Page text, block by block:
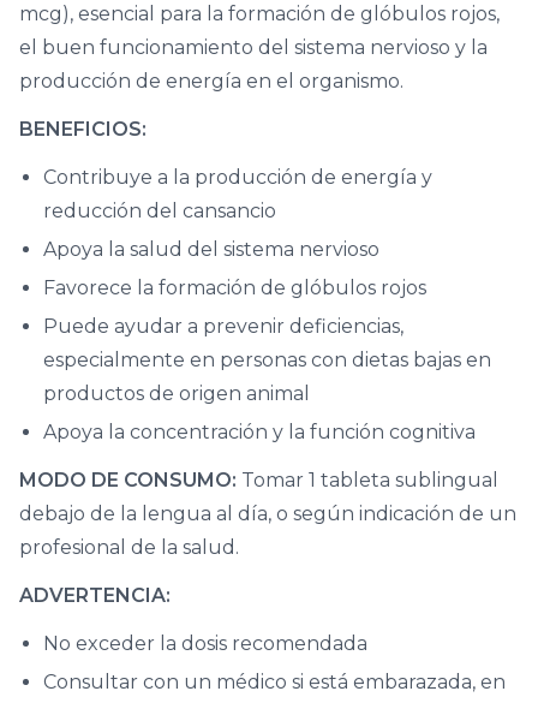
mcg), esencial para la formación de glóbulos rojos,
el buen funcionamiento del sistema nervioso y la
producción de energía en el organismo.
BENEFICIOS:
Contribuye a la producción de energía y
reducción del cansancio
Apoya la salud del sistema nervioso
Favorece la formación de glóbulos rojos
Puede ayudar a prevenir deficiencias,
especialmente en personas con dietas bajas en
productos de origen animal
Apoya la concentración y la función cognitiva
MODO DE CONSUMO: Tomar 1 tableta sublingual
debajo de la lengua al día, o según indicación de un
profesional de la salud.
ADVERTENCIA:
No exceder la dosis recomendada
Consultar con un médico si está embarazada, en